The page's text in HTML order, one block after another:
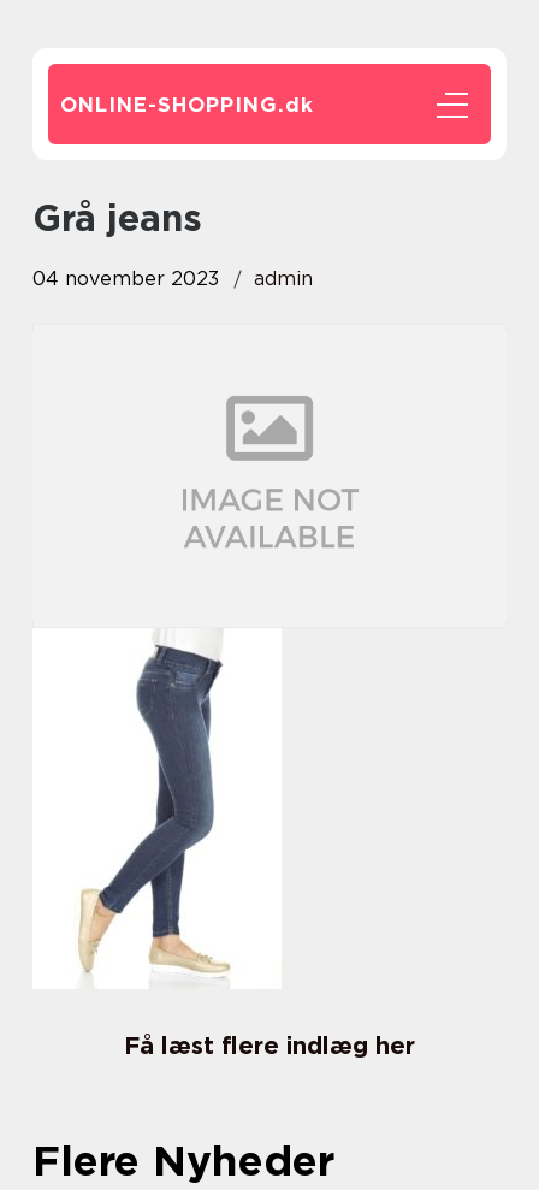
ONLINE-SHOPPING.dk
grå jeans
04 november 2023 admin
Få læst flere indlæg her
Flere Nyheder